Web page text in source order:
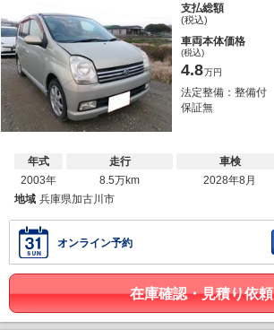
支払総額
(税込)
車両本体価格
(税込)
4.8万円
法定整備：整備付
保証無
年式
2003年
走行
8.5万km
車検
2028年8月
地域 兵庫県加古川市
オンライン予約
在庫確認・見積り依頼